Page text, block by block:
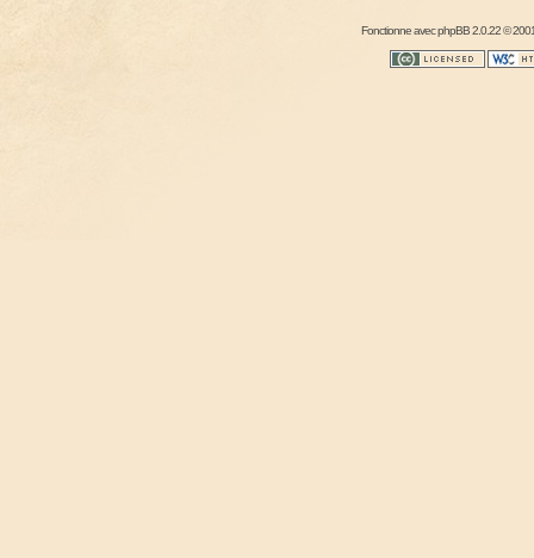
Fonctionne avecphpBB2.0.22 ©